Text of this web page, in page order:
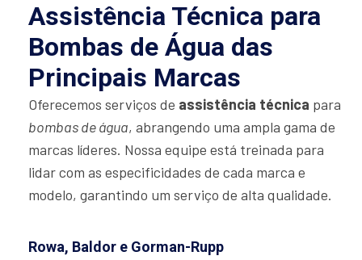
Assistência Técnica para
Bombas de Água das
Principais Marcas
Oferecemos serviços de assistência técnica para
bombas de água, abrangendo uma ampla gama de
marcas líderes. Nossa equipe está treinada para
lidar com as especificidades de cada marca e
modelo, garantindo um serviço de alta qualidade.
Rowa, Baldor e Gorman-Rupp